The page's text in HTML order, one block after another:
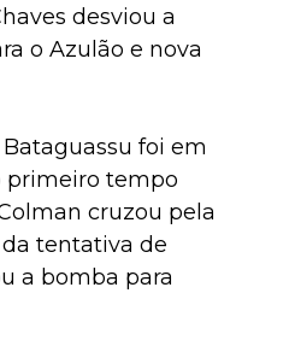
desviou a
o Azulão e nova
foi em
primeiro tempo
cruzou pela
tentativa de
a bomba para